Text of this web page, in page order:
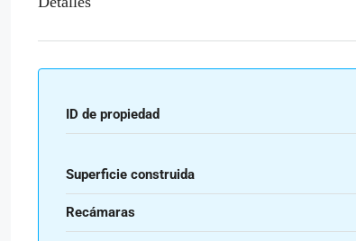
ID de propiedad
Superficie construida
Recámaras